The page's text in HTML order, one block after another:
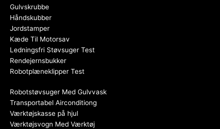
Gulvskrubbe
Håndskubber
Jordstamper
Kæde Til Motorsav
Ledningsfri Støvsuger Test
Rendejernsbukker
Robotplæneklipper Test
Robotstøvsuger Med Gulvvask
Transportabel Airconditiong
Værktøjskasse på hjul
Værktøjsvogn Med Værktøj